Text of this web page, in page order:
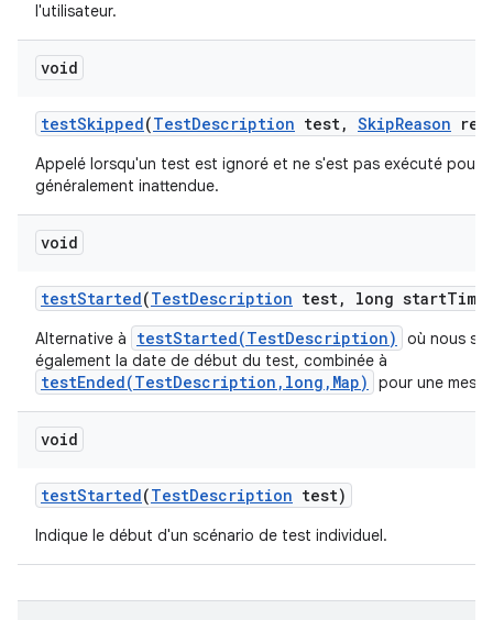
l'utilisateur.
void
testSkipped(TestDescription test, SkipReason
Appelé lorsqu'un test est ignoré et ne s'est pas exécuté pour
généralement inattendue.
void
testStarted(TestDescription test, long start
Alternative à testStarted(TestDescription)
où nous
également la date de début du test, combinée à
testEnded(TestDescription,long,Map) pour une
void
testStarted(TestDescription test)
Indique le début d'un scénario de test individuel.